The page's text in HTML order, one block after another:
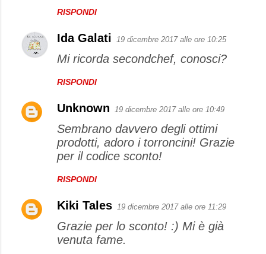
RISPONDI
Ida Galati 19 dicembre 2017 alle ore 10:25
Mi ricorda secondchef, conosci?
RISPONDI
Unknown 19 dicembre 2017 alle ore 10:49
Sembrano davvero degli ottimi
prodotti, adoro i torroncini! Grazie
per il codice sconto!
RISPONDI
Kiki Tales 19 dicembre 2017 alle ore 11:29
Grazie per lo sconto! :) Mi è già
venuta fame.